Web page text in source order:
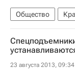
Общество
Здоровье -
Красноярск
Сибирский ФО
23 августа 2013, 09:34